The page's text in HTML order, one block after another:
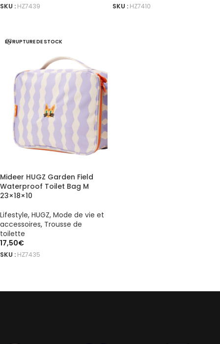
SKU : HZ7439
SKU : HZ7410
EN RUPTURE DE STOCK
Mideer HUGZ Garden Field
Waterproof Toilet Bag M
23×18×10
Lifestyle, HUGZ, Mode de vie et
accessoires, Trousse de
toilette
17,50€
SKU : HZ7435